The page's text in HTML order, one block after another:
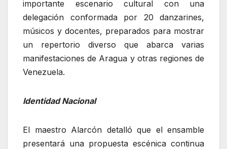
importante escenario cultural con una
delegación conformada por 20 danzarines,
músicos y docentes, preparados para mostrar
un repertorio diverso que abarca varias
manifestaciones de Aragua y otras regiones de
Venezuela.
Identidad Nacional
El maestro Alarcón detalló que el ensamble
presentará una propuesta escénica continua